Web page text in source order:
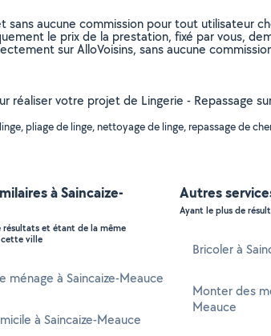
aucune commission pour tout utilisateur
le prix de la prestation, fixé par vous,
sur AlloVoisins, sans aucune
réaliser votre projet de Lingerie - Repassage
pliage de linge, nettoyage de linge, repassage de
à Saincaize-
résultats et étant de la même
ville
ménage à Saincaize-Meauce
à Saincaize-Meauce
Autres
Ayant le plus de
Bricoler à
Monter des
Meauce